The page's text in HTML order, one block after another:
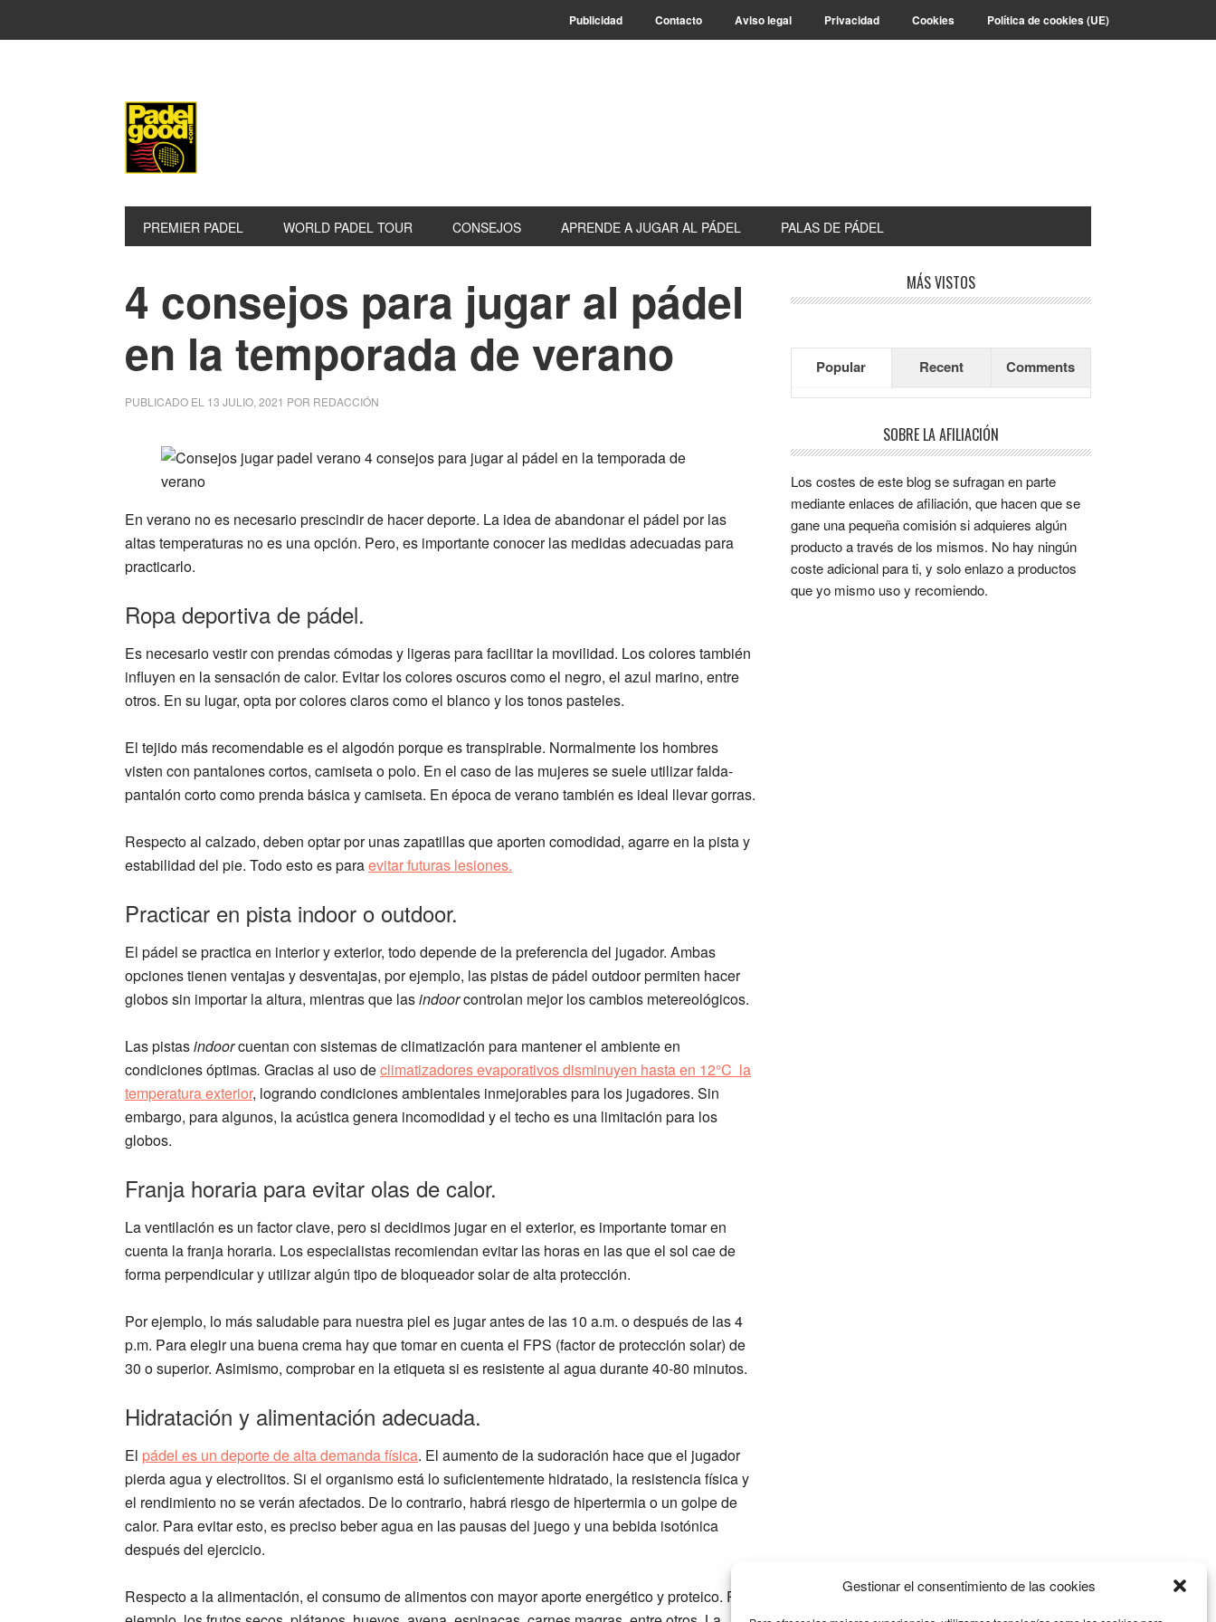
Gestionar el consentimiento de las cookies
a
al
a
Publicidad Contacto Aviso legal Privacidad Cookies Política de cookies (UE)
PREMIER PADEL WORLD PADEL TOUR CONSEJOS APRENDE A JUGAR AL PÁDEL PALAS DE PÁDEL
4 consejos para jugar al pádel
en la temporada de verano
PUBLICADO EL 13 JULIO, 2021 POR REDACCIÓN
En verano no es necesario prescindir de hacer deporte. La idea de abandonar el pádel por las
altas temperaturas no es una opción. Pero, es importante conocer las medidas adecuadas para
practicarlo.
Ropa deportiva de pádel.
Es necesario vestir con prendas cómodas y ligeras para facilitar la movilidad. Los colores también
influyen en la sensación de calor. Evitar los colores oscuros como el negro, el azul marino, entre
otros. En su lugar, opta por colores claros como el blanco y los tonos pasteles.
El tejido más recomendable es el algodón porque es transpirable. Normalmente los hombres
visten con pantalones cortos, camiseta o polo. En el caso de las mujeres se suele utilizar falda-
pantalón corto como prenda básica y camiseta. En época de verano también es ideal llevar gorras.
Respecto al calzado, deben optar por unas zapatillas que aporten comodidad, agarre en la pista y
estabilidad del pie. Todo esto es paraevitar futuras lesiones.
Practicar en pista indoor o outdoor.
El pádel se practica en interior y exterior, todo depende de la preferencia del jugador. Ambas
opciones tienen ventajas y desventajas, por ejemplo, las pistas de pádel outdoor permiten hacer
globos sin importar la altura, mientras que lasindoorcontrolan mejor los cambios metereológicos.
Las pistasindoorcuentan con sistemas de climatización para mantener el ambiente en
condiciones óptimas. Gracias al uso declimatizadores evaporativos disminuyen hasta en 12°C la
temperatura exterior, logrando condiciones ambientales inmejorables para los jugadores. Sin
embargo, para algunos, la acústica genera incomodidad y el techo es una limitación para los
globos.
Franja horaria para evitar olas de calor.
La ventilación es un factor clave, pero si decidimos jugar en el exterior, es importante tomar en
cuenta la franja horaria. Los especialistas recomiendan evitar las horas en las que el sol cae de
forma perpendicular y utilizar algún tipo de bloqueador solar de alta protección.
Por ejemplo, lo más saludable para nuestra piel es jugar antes de las 10 a.m. o después de las 4
p.m. Para elegir una buena crema hay que tomar en cuenta el FPS (factor de protección solar) de
30 o superior. Asimismo, comprobar en la etiqueta si es resistente al agua durante 40-80 minutos.
Hidratación y alimentación adecuada.
El pádel es un deporte de alta demanda física. El aumento de la sudoración hace que el jugador
pierda agua y electrolitos. Si el organismo está lo suficientemente hidratado, la resistencia física y
el rendimiento no se verán afectados. De lo contrario, habrá riesgo de hipertermia o un golpe de
calor. Para evitar esto, es preciso beber agua en las pausas del juego y una bebida isotónica
después del ejercicio.
Respecto a la alimentación, el consumo de alimentos con mayor aporte energético y proteico. Por
lateral
MÁS VISTOS
Popular Recent Comments
SOBRE LA AFILIACIÓN
Los costes de este blog se sufragan en parte
mediante enlaces de afiliación, que hacen que se
gane una pequeña comisión si adquieres algún
producto a través de los mismos. No hay ningún
coste adicional para ti, y solo enlazo a productos
que yo mismo uso y recomiendo.